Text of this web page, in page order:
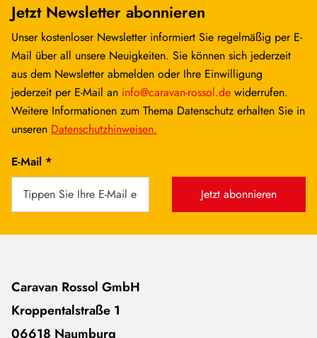
Jetzt Newsletter abonnieren
Unser kostenloser Newsletter informiert Sie regelmäßig per E-
Mail über all unsere Neuigkeiten. Sie können sich jederzeit
aus dem Newsletter abmelden oder Ihre Einwilligung
jederzeit per E-Mail an info@caravan-rossol.de widerrufen.
Weitere Informationen zum Thema Datenschutz erhalten Sie in
unseren Datenschutzhinweisen.
E-Mail *
Jetzt abonnieren
Caravan Rossol GmbH
Kroppentalstraße 1
06618 Naumburg